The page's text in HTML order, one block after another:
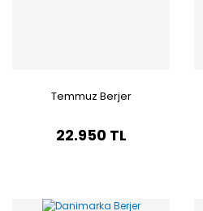
Temmuz Berjer
22.950 TL